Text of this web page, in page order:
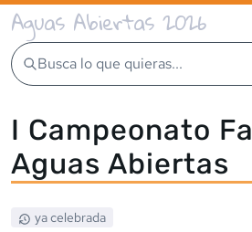
Aguas Abiertas 2026
Busca lo que quieras...
I Campeonato
Aguas Abiertas
ya celebrada